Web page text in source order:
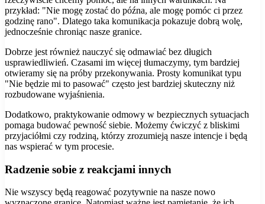
przykład: "Nie mogę zostać do późna, ale mogę pomóc ci przez
godzinę rano". Dlatego taka komunikacja pokazuje dobrą wolę,
jednocześnie chroniąc nasze granice.
Dobrze jest również nauczyć się odmawiać bez długich
usprawiedliwień. Czasami im więcej tłumaczymy, tym bardziej
otwieramy się na próby przekonywania. Prosty komunikat typu
"Nie będzie mi to pasować" często jest bardziej skuteczny niż
rozbudowane wyjaśnienia.
Dodatkowo, praktykowanie odmowy w bezpiecznych sytuacjach
pomaga budować pewność siebie. Możemy ćwiczyć z bliskimi
przyjaciółmi czy rodziną, którzy zrozumieją nasze intencje i będą
nas wspierać w tym procesie.
Radzenie sobie z reakcjami innych
Nie wszyscy będą reagować pozytywnie na nasze nowo